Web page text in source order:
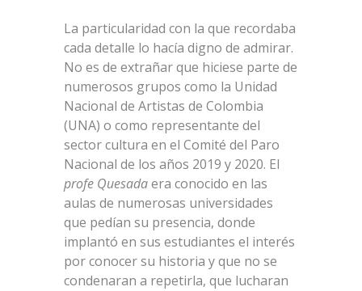
La particularidad con la que recordaba
cada detalle lo hacía digno de admirar.
No es de extrañar que hiciese parte de
numerosos grupos como la Unidad
Nacional de Artistas de Colombia
(UNA) o como representante del
sector cultura en el Comité del Paro
Nacional de los años 2019 y 2020. El
profe Quesadaera conocido en las
aulas de numerosas universidades
que pedían su presencia, donde
implantó en sus estudiantes el interés
por conocer su historia y que no se
condenaran a repetirla, que lucharan